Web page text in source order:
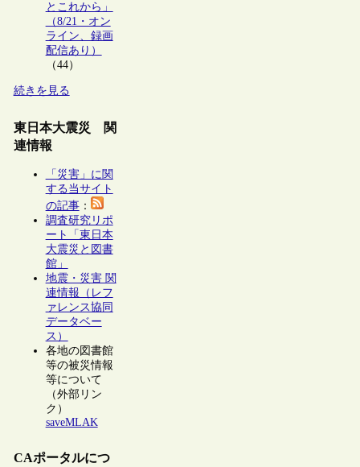
とこれから」
（8/21・オン
ライン、録画
配信あり）
（44）
続きを見る
東日本大震災 関
連情報
「災害」に関
する当サイト
の記事：
調査研究リポ
ート「東日本
大震災と図書
館」
地震・災害 関
連情報（レフ
ァレンス協同
データベー
ス）
各地の図書館
等の被災情報
等について
（外部リン
ク）
saveMLAK
CAポータルにつ